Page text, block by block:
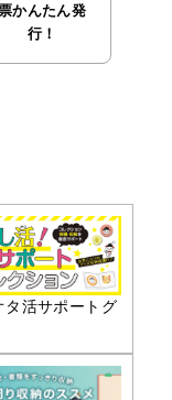
かんたん発
行！
タ活サポートグ